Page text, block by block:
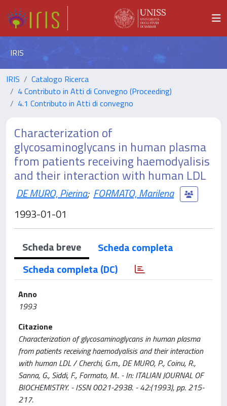
IRIS
IRIS
Catalogo Ricerca
4 Contributo in Atti di Convegno (Proceeding)
4.1 Contributo in Atti di convegno
Characterization of
glycosaminoglycans in human plasma
from patients receiving haemodyalisis
and their interaction with human LDL
DE MURO, Pierina; FORMATO, Marilena
1993-01-01
Scheda breve
Scheda completa
Scheda completa (DC)
Anno
1993
Citazione
Characterization of glycosaminoglycans in human plasma
from patients receiving haemodyalisis and their interaction
with human LDL / Cherchi, G.m., DE MURO, P., Coinu, R.,
Sanna, G., Siddi, F., Formato, M.. - In: ITALIAN JOURNAL OF
BIOCHEMISTRY. - ISSN 0021-2938. - 42:(1993), pp. 215-
217.